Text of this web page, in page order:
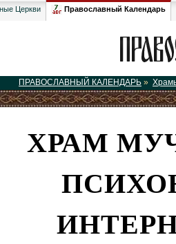
Церкви Православный Календарь
ПРАВОСЛАВНЫЙ КАЛЕНДАРЬ »
ХРАМ